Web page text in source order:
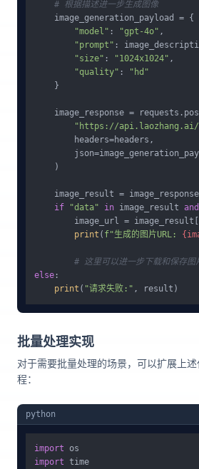
# 根据描述进一步生成图像
    image_generation_payload = {
"model" : "gpt-4o" ,
"prompt" :
"size" : "1024x1024" ,
"quality" :
"hd"
    }
image_response =
"https://api.laozhang.ai/
        headers=headers,
    )
image_result =
if
"data" in image_result and
        image_url = image_result[
print ( f"生成的图片URL:
# 这里可以进一步下载和保存图
else :
print ( "请求失败:"
批量处理实现
对于需要批量处理的场景，可以扩展上
程：
python
import
import